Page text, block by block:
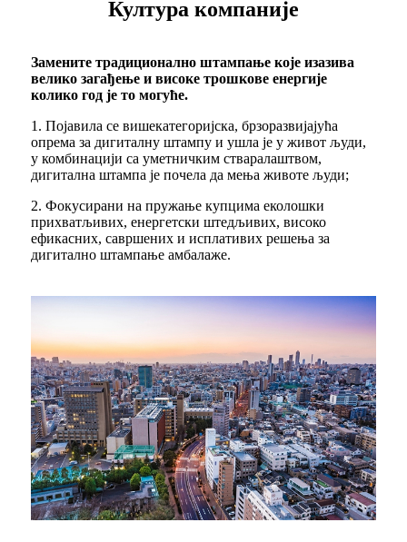
Култура компаније
Замените традиционално штампање које изазива
велико загађење и високе трошкове енергије
колико год је то могуће.
1. Појавила се вишекатегоријска, брзоразвијајућа
опрема за дигиталну штампу и ушла је у живот људи,
у комбинацији са уметничким стваралаштвом,
дигитална штампа је почела да мења животе људи;
2. Фокусирани на пружање купцима еколошки
прихватљивих, енергетски штедљивих, високо
ефикасних, савршених и исплативих решења за
дигитално штампање амбалаже.